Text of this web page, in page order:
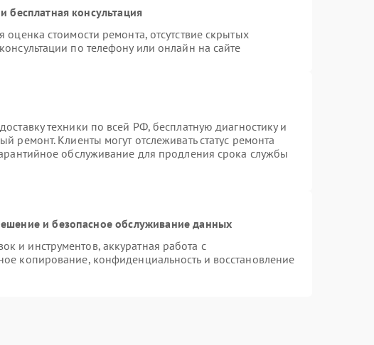
бесплатная консультация
стоимости ремонта, отсутствие скрытых
по телефону или онлайн на сайте
техники по всей РФ, бесплатную диагностику и
ремонт. Клиенты могут отслеживать статус ремонта
обслуживание для продления срока службы
и безопасное обслуживание данных
и инструментов, аккуратная работа с
копирование, конфиденциальность и восстановление